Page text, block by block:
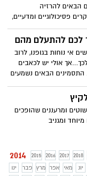
הבאים להרזיה
פסיכולוגיים ומדעיים,
ושינוי קטנטן
להוביל לשיפור מדהים
לכם להתעלם מהם
אי נוחות בגופנו, לרוב
אולי יש לכאבים
הבאים נשמעים
לא נעימות כלל, ואף
פשוטים ומרעננים שהופכים
ומגניב
2014 2015 2016 2017 2018
ינו
פבר מרץ אפר מאי יונ